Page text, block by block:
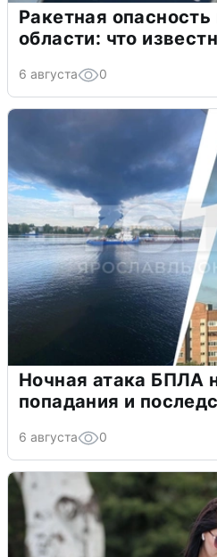
Ракетная
области: что
6 августа 0
Ночная атака БПЛА
попадания и
6 августа 0